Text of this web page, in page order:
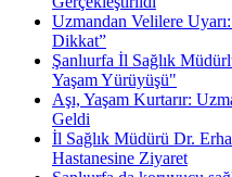
Uzmandan Velilere
Dikkat”
Şanlıurfa İl Sağlık
Yaşam Yürüyüşü"
Aşı, Yaşam Kurtarır:
Geldi
İl Sağlık Müdürü Dr.
Hastanesine Ziyaret